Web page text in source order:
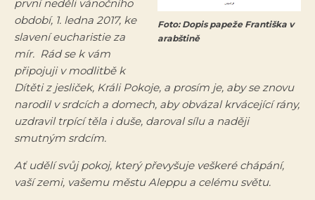
Foto: Dopis papeže Františka v
arabštině
první neděli vánočního
období, 1. ledna 2017, ke
slavení eucharistie za
mír. Rád se k vám
připojuji v modlitbě k
Dítěti z jesliček, Králi Pokoje, a prosím je, aby se znovu
narodil v srdcích a domech, aby obvázal krvácející rány,
uzdravil trpící těla i duše, daroval sílu a naději
smutným srdcím.
Ať udělí svůj pokoj, který převyšuje veškeré chápání,
vaší zemi, vašemu městu Aleppu a celému světu.